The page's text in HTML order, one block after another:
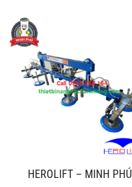
HEROLIFT – MINH PHÚ